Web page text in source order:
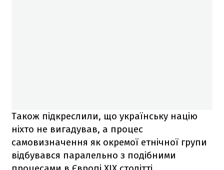
Також підкреслили, що українську націю
ніхто не вигадував, а процес
самовизначення як окремої етнічної групи
відбувався паралельно з подібними